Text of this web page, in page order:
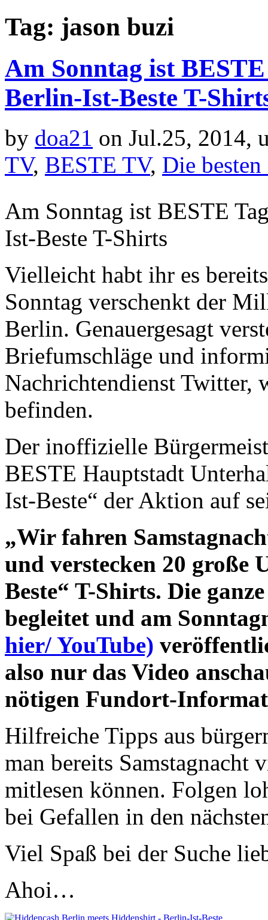
Tag: jason buzi
Am Sonntag ist
Berlin-Ist-Beste T-
by doa21 on Jul.25, 2014,
TV, BESTE TV, Die
Am Sonntag ist BESTE
Ist-Beste T-Shirts
Vielleicht habt ihr es
Sonntag verschenkt der
Berlin. Genauergesagt
Briefumschläge und
Nachrichtendienst Twitter,
befinden.
Der inoffizielle
BESTE Hauptstadt
Ist-Beste“ der Aktion auf
„Wir fahren
und verstecken 20 große
Beste“ T-Shirts. Die
begleitet und am
hier/ YouTube)
also nur das Video
nötigen Fundort-
Hilfreiche Tipps aus
man bereits Samstagnacht
mitlesen können. Folgen
bei Gefallen in den
Viel Spaß bei der Suche
Ahoi…